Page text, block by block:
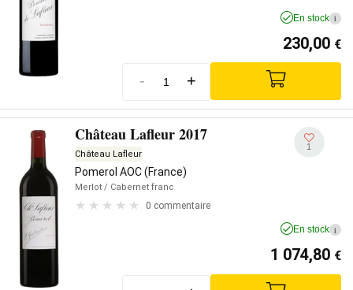
En stock i
230,00 €
- +
Château Lafleur 2017
Château Lafleur
Pomerol AOC (France)
Merlot / Cabernet franc
0 commentaire
1
En stock i
1 074,80 €